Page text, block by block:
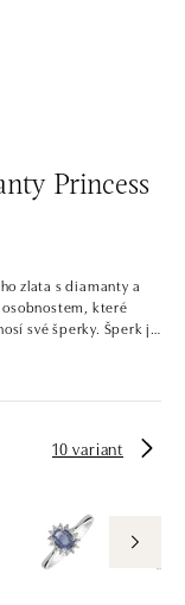
Princess
zlata s diamanty a
které
své šperky. Šperk je
s pečlivě
byste našli i v
z diamantů a
originál a je také
Ať už vybíráte
10 variant